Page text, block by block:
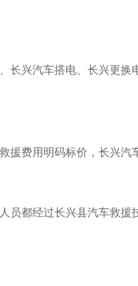
兴汽车搭电、长兴更
费用明码标价，长兴
都经过长兴县汽车救